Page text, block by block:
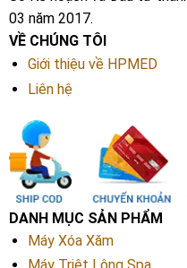
03 năm 2017.
VỀ CHÚNG TÔI
Giới thiệu về HPMED
Liên hệ
DANH MỤC SẢN PHẨM
Máy Xóa Xăm
Máy Triệt Lông Spa